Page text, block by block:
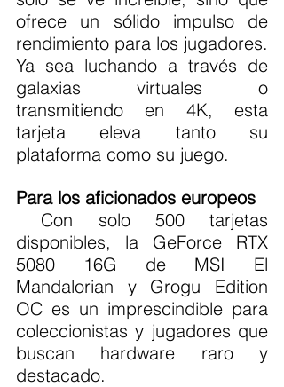
ofrece un sólido impulso de
rendimiento para los jugadores.
Ya sea luchando a través de
galaxias virtuales o
transmitiendo en 4K, esta
tarjeta eleva tanto su
plataforma como su juego.
Para los aficionados europeos
disponibles, la GeForce RTX
5080 16G de MSI El
Mandalorian y Grogu Edition
OC es un imprescindible para
coleccionistas y jugadores que
buscan hardware raro y
destacado.